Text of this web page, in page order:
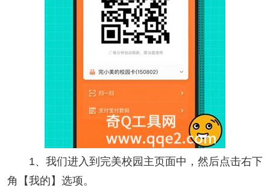
1、我们进入到完美校园主页面中，然后点击右下
角【我的】选项。